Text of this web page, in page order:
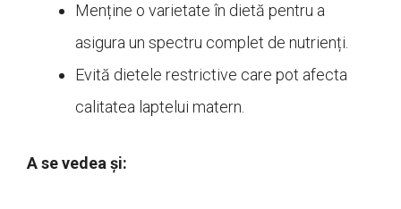
Menține o varietate în dietă pentru a
asigura un spectru complet de nutrienți.
Evită dietele restrictive care pot afecta
calitatea laptelui matern.
A se vedea și: